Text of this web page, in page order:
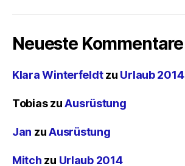
Neueste Kommentare
Klara Winterfeldtzu Urlaub 2014
TobiaszuAusrüstung
Jan zuAusrüstung
Mitch zu Urlaub 2014